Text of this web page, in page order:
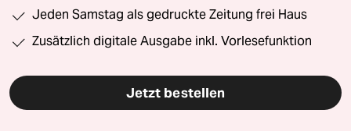
Jeden Samstag als gedruckte Zeitung frei Haus
Zusätzlich digitale Ausgabe inkl. Vorlesefunktion
Jetzt bestellen